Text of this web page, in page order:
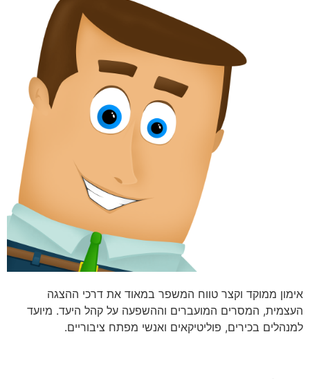
אימון ממוקד וקצר טווח המשפר במאוד את דרכי ההצגה
העצמית, המסרים המועברים וההשפעה על קהל היעד. מיועד
למנהלים בכירים, פוליטיקאים ואנשי מפתח ציבוריים.